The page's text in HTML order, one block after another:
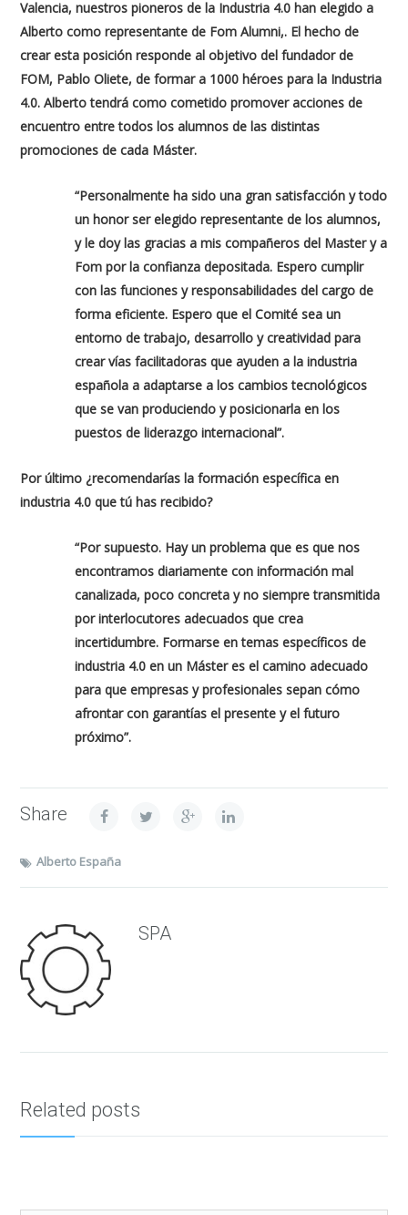
Valencia, nuestros pioneros de la Industria 4.0 han elegido a
Alberto como representante de Fom Alumni,. El hecho de
crear esta posición responde al objetivo del fundador de
FOM, Pablo Oliete, de formar a 1000 héroes para la Industria
4.0. Alberto tendrá como cometido promover acciones de
encuentro entre todos los alumnos de las distintas
promociones de cada Máster.
“Personalmente ha sido una gran satisfacción y todo
un honor ser elegido representante de los alumnos,
y le doy las gracias a mis compañeros del Master y a
Fom por la confianza depositada. Espero cumplir
con las funciones y responsabilidades del cargo de
forma eficiente. Espero que el Comité sea un
entorno de trabajo, desarrollo y creatividad para
crear vías facilitadoras que ayuden a la industria
española a adaptarse a los cambios tecnológicos
que se van produciendo y posicionarla en los
puestos de liderazgo internacional”.
Por último ¿recomendarías la formación específica en
industria 4.0 que tú has recibido?
“Por supuesto. Hay un problema que es que nos
encontramos diariamente con información mal
canalizada, poco concreta y no siempre transmitida
por interlocutores adecuados que crea
incertidumbre. Formarse en temas específicos de
industria 4.0 en un Máster es el camino adecuado
para que empresas y profesionales sepan cómo
afrontar con garantías el presente y el futuro
próximo”.
Share
Alberto España
SPA
Related posts